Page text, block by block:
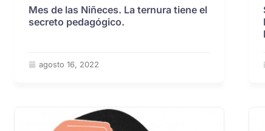
Mes de las Niñeces. La ternura tiene el
secreto pedagógico.
agosto 16, 2022